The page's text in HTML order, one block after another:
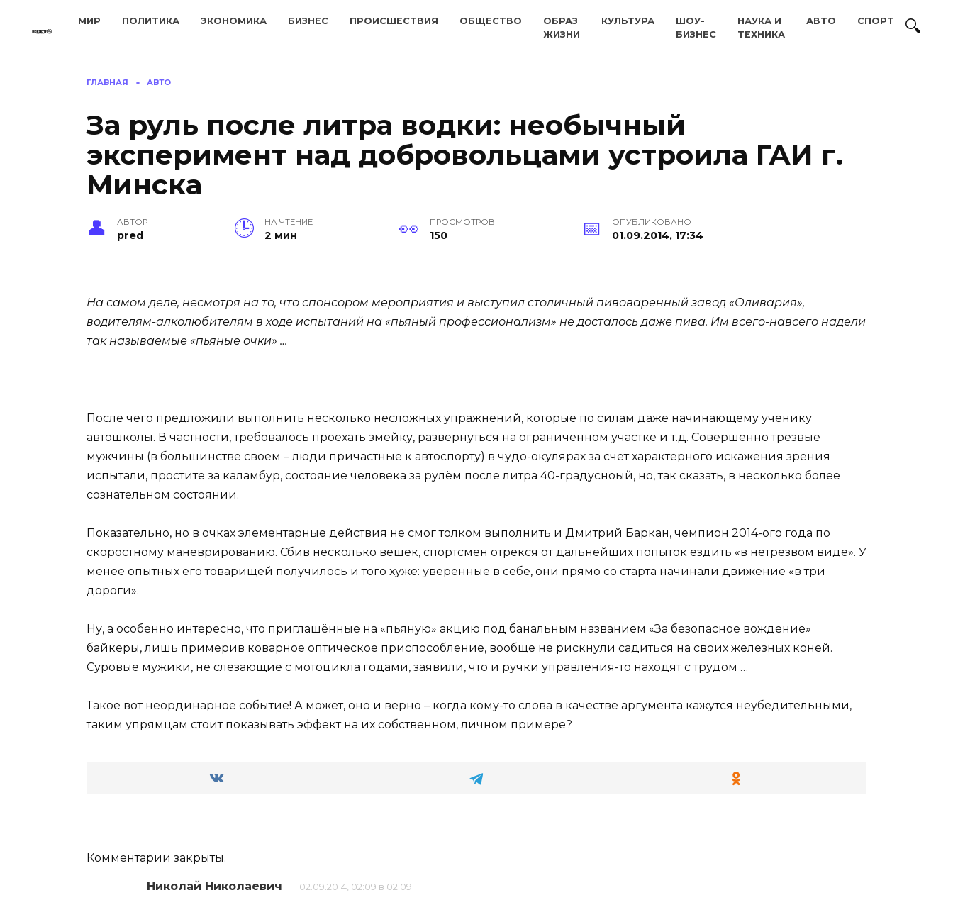
МИР ПОЛИТИКА ЭКОНОМИКА БИЗНЕС ПРОИСШЕСТВИЯ ОБЩЕСТВО
ОБРАЗ
ЖИЗНИ
КУЛЬТУРА
ШОУ-
БИЗНЕС
НАУКА И
ТЕХНИКА
АВТО СПОРТ
ГЛАВНАЯ » АВТО
За руль после литра водки: необычный
эксперимент над добровольцами устроила ГАИ г.
Минска
АВТОР
pred
НА ЧТЕНИЕ
2 мин
ПРОСМОТРОВ
150
ОПУБЛИКОВАНО
01.09.2014, 17:34
На самом деле, несмотря на то, что спонсором мероприятия и выступил столичный пивоваренный завод «Оливария»,
водителям-алколюбителям в ходе испытаний на «пьяный профессионализм» не досталось даже пива. Им всего-навсего надели
так называемые «пьяные очки» …
После чего предложили выполнить несколько несложных упражнений, которые по силам даже начинающему ученику
автошколы. В частности, требовалось проехать змейку, развернуться на ограниченном участке и т.д. Совершенно трезвые
мужчины (в большинстве своём – люди причастные к автоспорту) в чудо-окулярах за счёт характерного искажения зрения
испытали, простите за каламбур, состояние человека за рулём после литра 40-градусноый, но, так сказать, в несколько более
сознательном состоянии.
Показательно, но в очках элементарные действия не смог толком выполнить и Дмитрий Баркан, чемпион 2014-ого года по
скоростному маневрированию. Сбив несколько вешек, спортсмен отрёкся от дальнейших попыток ездить «в нетрезвом виде». У
менее опытных его товарищей получилось и того хуже: уверенные в себе, они прямо со старта начинали движение «в три
дороги».
Ну, а особенно интересно, что приглашённые на «пьяную» акцию под банальным названием «За безопасное вождение»
байкеры, лишь примерив коварное оптическое приспособление, вообще не рискнули садиться на своих железных коней.
Суровые мужики, не слезающие с мотоцикла годами, заявили, что и ручки управления-то находят с трудом …
Такое вот неординарное событие! А может, оно и верно – когда кому-то слова в качестве аргумента кажутся неубедительными,
таким упрямцам стоит показывать эффект на их собственном, личном примере?
Комментарии закрыты.
Николай Николаевич 02.09.2014, 02:09 в 02:09